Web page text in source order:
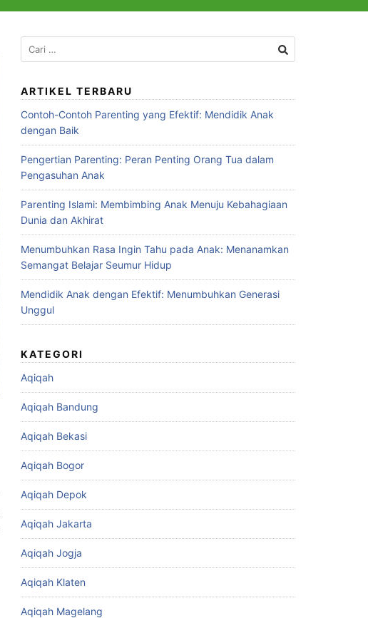
Cari
untuk:
ARTIKEL TERBARU
Contoh-Contoh Parenting yang Efektif: Mendidik Anak
dengan Baik
Pengertian Parenting: Peran Penting Orang Tua dalam
Pengasuhan Anak
Parenting Islami: Membimbing Anak Menuju Kebahagiaan
Dunia dan Akhirat
Menumbuhkan Rasa Ingin Tahu pada Anak: Menanamkan
Semangat Belajar Seumur Hidup
Mendidik Anak dengan Efektif: Menumbuhkan Generasi
Unggul
KATEGORI
Aqiqah
Aqiqah Bandung
Aqiqah Bekasi
Aqiqah Bogor
Aqiqah Depok
Aqiqah Jakarta
Aqiqah Jogja
Aqiqah Klaten
Aqiqah Magelang